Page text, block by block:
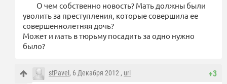
О чем собственно новость? Мать должны были
уволить за преступления, которые совершила ее
совершеннолетняя дочь?
Может и мать в тюрьму посадить за одно нужно
было?
+3
stPavel , 6 Декабря 2012 , url